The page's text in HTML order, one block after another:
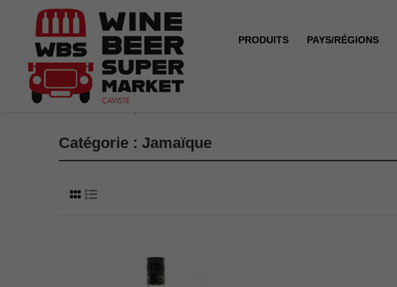
PRODUITS PAYS/RÉGIONS
Catégorie : Jamaïque